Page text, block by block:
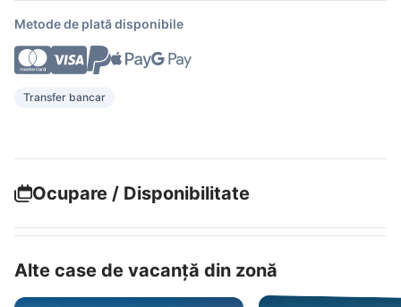
Metode de plată disponibile
Transfer bancar
Ocupare / Disponibilitate
Alte case de vacanță din zonă